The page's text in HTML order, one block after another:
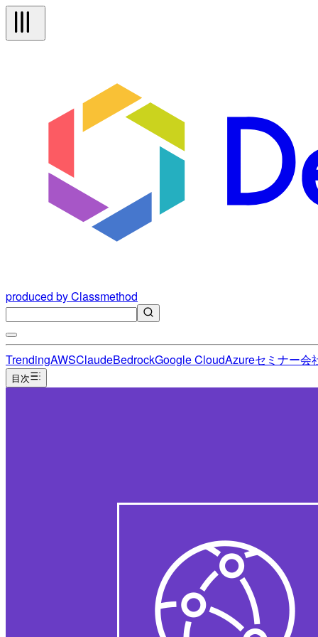
produced by Classmethod
TrendingAWSClaudeBedrockGoogle CloudAzureセミナー会
目次